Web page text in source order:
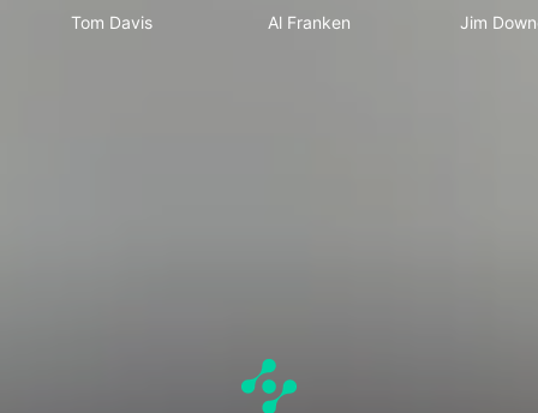
Tom Davis Al Franken Jim